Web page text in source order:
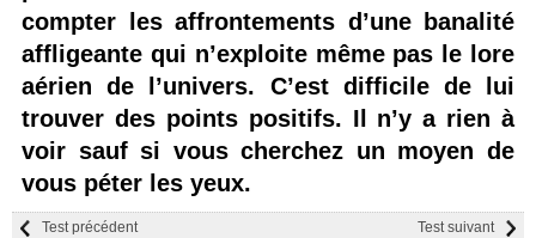
compter les affrontements d’une banalité
affligeante qui n’exploite même pas le lore
aérien de l’univers. C’est difficile de lui
trouver des points positifs. Il n’y a rien à
voir sauf si vous cherchez un moyen de
vous péter les yeux.
Test suivant
Test précédent